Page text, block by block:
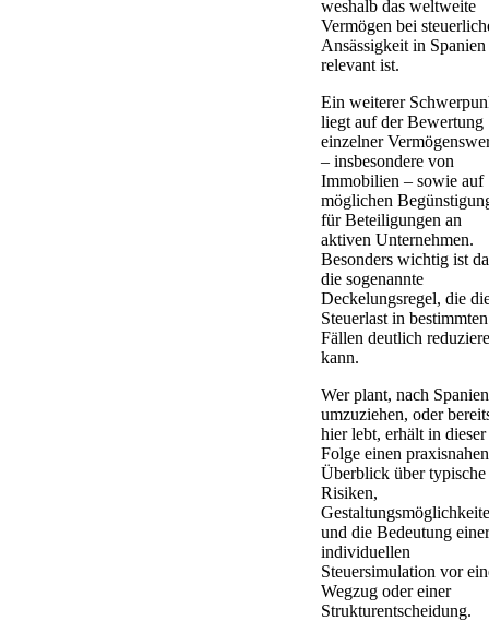
weshalb das weltweite
Vermögen bei
Ansässigkeit in Spanien
relevant ist.
Ein weiterer
liegt auf der Bewertung
einzelner
– insbesondere von
Immobilien – sowie auf
möglichen
für Beteiligungen an
aktiven Unternehmen.
Besonders wichtig ist
die sogenannte
Deckelungsregel, die
Steuerlast in bestimmten
Fällen deutlich
kann.
Wer plant, nach Spanien
umzuziehen, oder
hier lebt, erhält in dieser
Folge einen praxisnahen
Überblick über typische
Risiken,
und die Bedeutung einer
individuellen
Steuersimulation vor
Wegzug oder einer
Strukturentscheidung.